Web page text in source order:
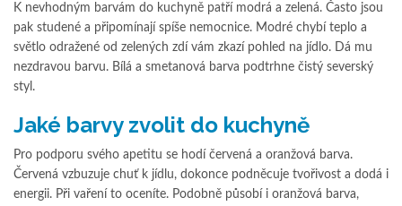
K nevhodným barvám do kuchyně patří modrá a zelená. Často jsou
pak studené a připomínají spíše nemocnice. Modré chybí teplo a
světlo odražené od zelených zdí vám zkazí pohled na jídlo. Dá mu
nezdravou barvu. Bílá a smetanová barva podtrhne čistý severský
styl.
Jaké barvy zvolit do kuchyně
Pro podporu svého apetitu se hodí červená a oranžová barva.
Červená vzbuzuje chuť k jídlu, dokonce podněcuje tvořivost a dodá i
energii. Při vaření to oceníte. Podobně působí i oranžová barva,